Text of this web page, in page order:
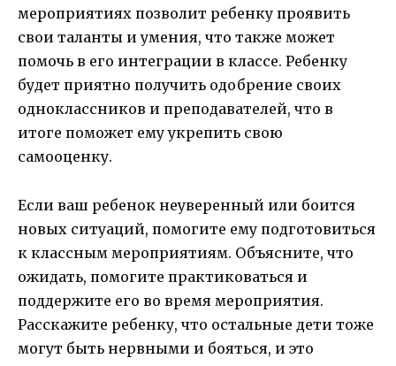
мероприятиях позволит ребенку проявить
свои таланты и умения, что также может
помочь в его интеграции в классе. Ребенку
будет приятно получить одобрение своих
одноклассников и преподавателей, что в
итоге поможет ему укрепить свою
самооценку.
Если ваш ребенок неуверенный или боится
новых ситуаций, помогите ему подготовиться
к классным мероприятиям. Объясните, что
ожидать, помогите практиковаться и
поддержите его во время мероприятия.
Расскажите ребенку, что остальные дети тоже
могут быть нервными и бояться, и это